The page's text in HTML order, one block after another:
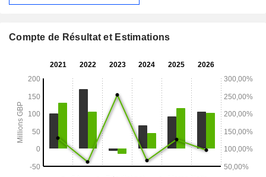
Compte de Résultat et Estimations